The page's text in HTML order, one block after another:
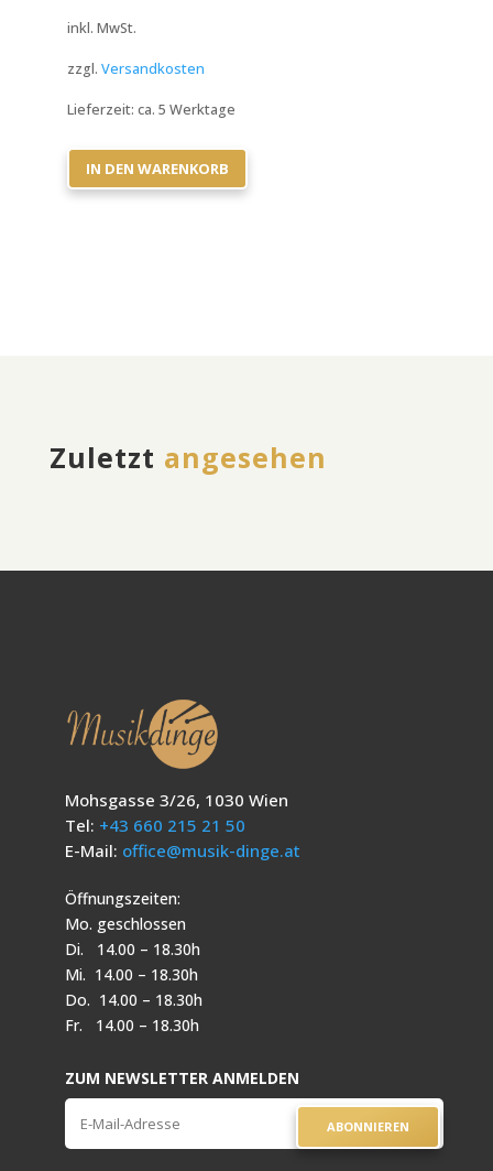
inkl. MwSt.
zzgl. Versandkosten
Lieferzeit: ca. 5 Werktage
IN DEN WARENKORB
Zuletzt angesehen
Mohsgasse 3/26, 1030 Wien
Tel: +43 660 215 21 50
E-Mail: office@musik-dinge.at
Öffnungszeiten:
Mo. geschlossen
Di. 14.00 – 18.30h
Mi. 14.00 – 18.30h
Do. 14.00 – 18.30h
Fr. 14.00 – 18.30h
ZUM NEWSLETTER ANMELDEN
ABONNIEREN